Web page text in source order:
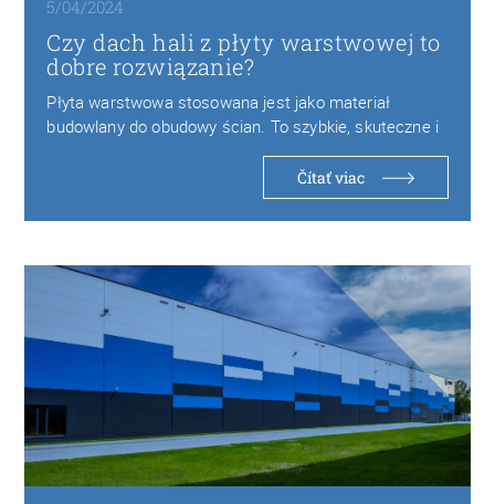
5/04/2024
Czy dach hali z płyty warstwowej to
dobre rozwiązanie?
Płyta warstwowa stosowana jest jako materiał
budowlany do obudowy ścian. To szybkie, skuteczne i
Čítať viac